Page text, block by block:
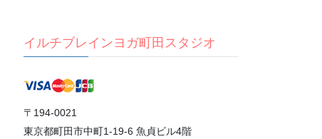
イルチブレインヨガ町田スタジオ
〒194-0021
東京都町田市中町1-19-6 魚貞ビル4階